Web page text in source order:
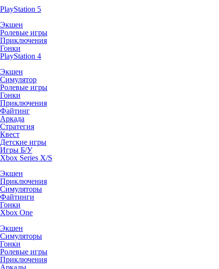
PlayStation 5
Экшен
Ролевые игры
Приключения
Гонки
PlayStation 4
Экшен
Симулятор
Ролевые игры
Гонки
Приключения
Файтинг
Аркада
Стратегия
Квест
Детские игры
Игры Б/У
Xbox Series X/S
Экшен
Приключения
Симуляторы
Файтинги
Гонки
Xbox One
Экшен
Симуляторы
Гонки
Ролевые игры
Приключения
Аркады